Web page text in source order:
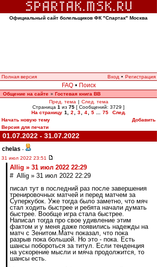
Официальный сайт болельщиков ФК "Спартак" Москва
Полная версия Вход • Регистрация
FAQ • Поиск
Общение на сайте » Гостевая книга ВВ
Пред. тема | След. тема
Страница 1 из 75 [ Сообщений: 3729 ]
На страницу 1 2 3 4 5 75
След.
Начать новую тему
Добавить
Версия для печати
01.07.2022 - 31.07.2022
chelas -
31 июл 2022 23:51
Allig » 31 июл 2022 22:29
# Allig » 31 июл 2022 22:29
писал тут в последний раз после завершения
тренировочных матчей и перед матчем за
Суперкубок. Уже тогда было заметно, что мяч
стал ходить быстрее и ребята начали думать
быстрее. Вообще игра стала быстрее.
Написал тогда про свое удивление этим
фактом и у меня даже появились надежды на
матч с Зенитом.Матч показал, что пока
разрыв пока большой. Но это - пока. Есть
шансы побороться за титул. Если тенденция
на ускорение мысли и мяча продолжится, то
шансы есть.